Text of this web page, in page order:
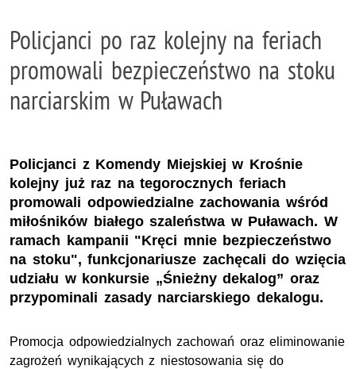
Policjanci po raz kolejny na feriach
promowali bezpieczeństwo na stoku
narciarskim w Puławach
Policjanci z Komendy Miejskiej w Krośnie
kolejny już raz na tegorocznych feriach
promowali odpowiedzialne zachowania wśród
miłośników białego szaleństwa w Puławach. W
ramach kampanii "Kręci mnie bezpieczeństwo
na stoku", funkcjonariusze zachęcali do wzięcia
udziału w konkursie „Śnieżny dekalog” oraz
przypominali zasady narciarskiego dekalogu.
Promocja odpowiedzialnych zachowań oraz eliminowanie
zagrożeń wynikających z niestosowania się do